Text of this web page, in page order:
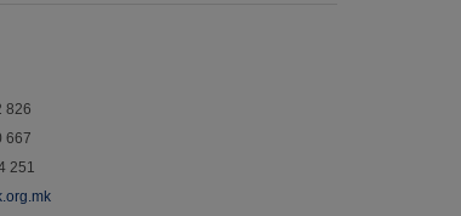
826
667
251